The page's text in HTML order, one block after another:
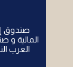
صندوق
المالية و
العرب